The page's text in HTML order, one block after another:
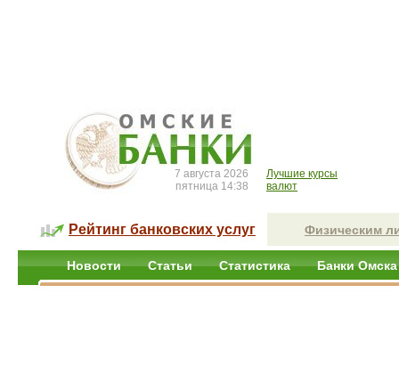
7 августа 2026
пятница 14:38
Лучшие курсы
валют
Рейтинг банковских услуг Физическим
Новости Статьи Статистика Банки Омска